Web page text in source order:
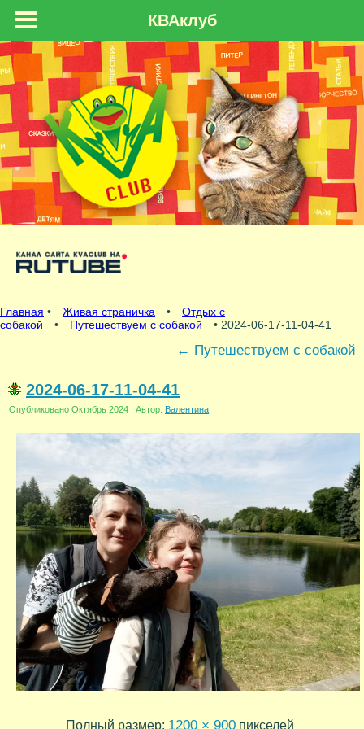
Главная • Живая страничка •
Отдых с
собакой
• Путешествуем с собакой • 2024-06-17-11-04-41
← Путешествуем с собакой
2024-06-17-11-04-41
Опубликовано Октябрь 2024 | Автор: Валентина
Полный размер: 1200 × 900 пикселей
КВАклуб